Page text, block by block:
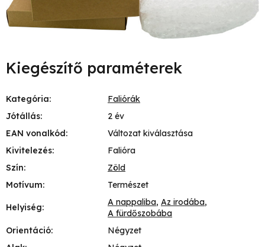
Kiegészítő paraméterek
Kategória:
Faliórák
Jótállás:
2 év
EAN vonalkód:
Változat kiválasztása
Kivitelezés:
Falióra
Szín:
Zöld
Motívum: Természet
Helyiség: A nappaliba, Az irodába,
A fürdőszobába
Orientáció:
Négyzet